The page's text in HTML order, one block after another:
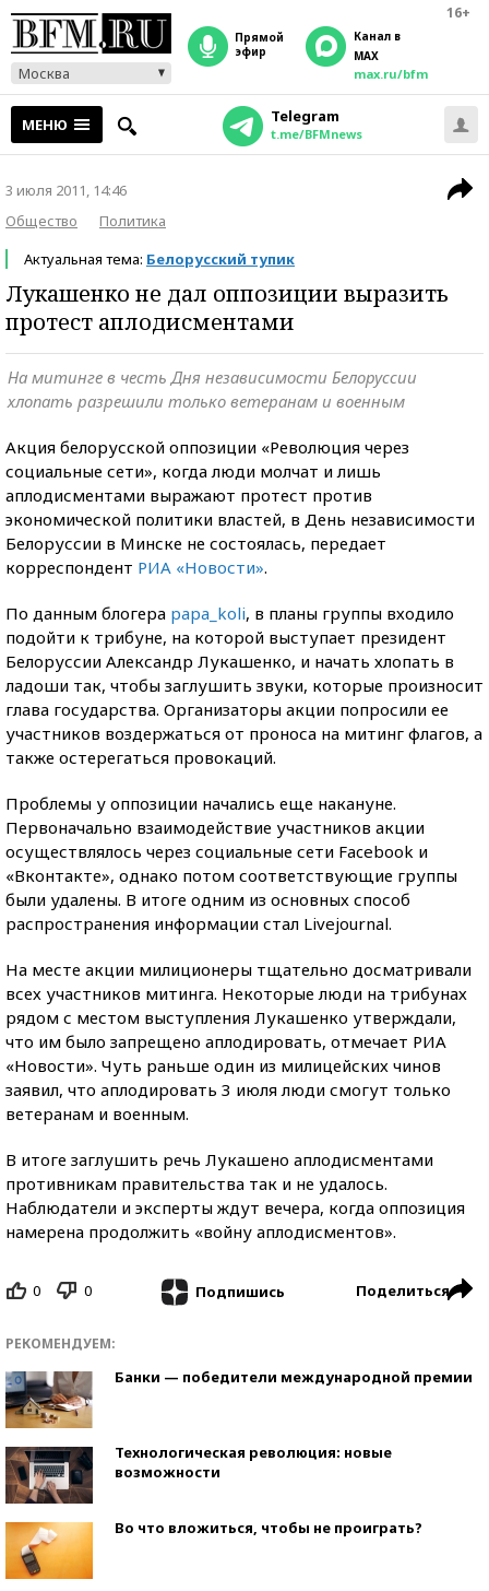
16+
Москва
прямой
эфир
Канал в
MAX
max.ru/bfm
МЕНЮ Telegram
t.me/BFMnews
3 июля 2011, 14:46
Общество
Политика
Актуальная тема: Белорусский тупик
Лукашенко не дал оппозиции выразить
протест аплодисментами
На митинге в честь Дня независимости Белоруссии
хлопать разрешили только ветеранам и военным
Акция белорусской оппозиции «Революция через
социальные сети», когда люди молчат и лишь
аплодисментами выражают протест против
экономической политики властей, в День независимости
Белоруссии в Минске не состоялась, передает
корреспондент РИА «Новости».
По данным блогера papa_koli, в планы группы входило
подойти к трибуне, на которой выступает президент
Белоруссии Александр Лукашенко, и начать хлопать в
ладоши так, чтобы заглушить звуки, которые произносит
глава государства. Организаторы акции попросили ее
участников воздержаться от проноса на митинг флагов, а
также остерегаться провокаций.
Проблемы у оппозиции начались еще накануне.
Первоначально взаимодействие участников акции
осуществлялось через социальные сети Facebook и
«Вконтакте», однако потом соответствующие группы
были удалены. В итоге одним из основных способ
распространения информации стал Livejournal.
На месте акции милиционеры тщательно досматривали
всех участников митинга. Некоторые люди на трибунах
рядом с местом выступления Лукашенко утверждали,
что им было запрещено аплодировать, отмечает РИА
«Новости». Чуть раньше один из милицейских чинов
заявил, что аплодировать 3 июля люди смогут только
ветеранам и военным.
В итоге заглушить речь Лукашено аплодисментами
противникам правительства так и не удалось.
Наблюдатели и эксперты ждут вечера, когда оппозиция
намерена продолжить «войну аплодисментов».
0 0 Подпишись Поделиться
РЕКОМЕНДУЕМ:
Банки — победители международной премии
Технологическая революция: новые
возможности
Во что вложиться, чтобы не проиграть?